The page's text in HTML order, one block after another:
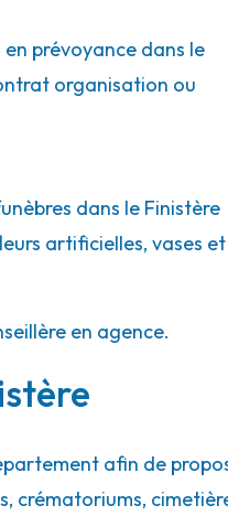
prévoyance dans le
organisation ou
dans le Finistère
artificielles, vases et
en agence.
afin de
crématoriums,